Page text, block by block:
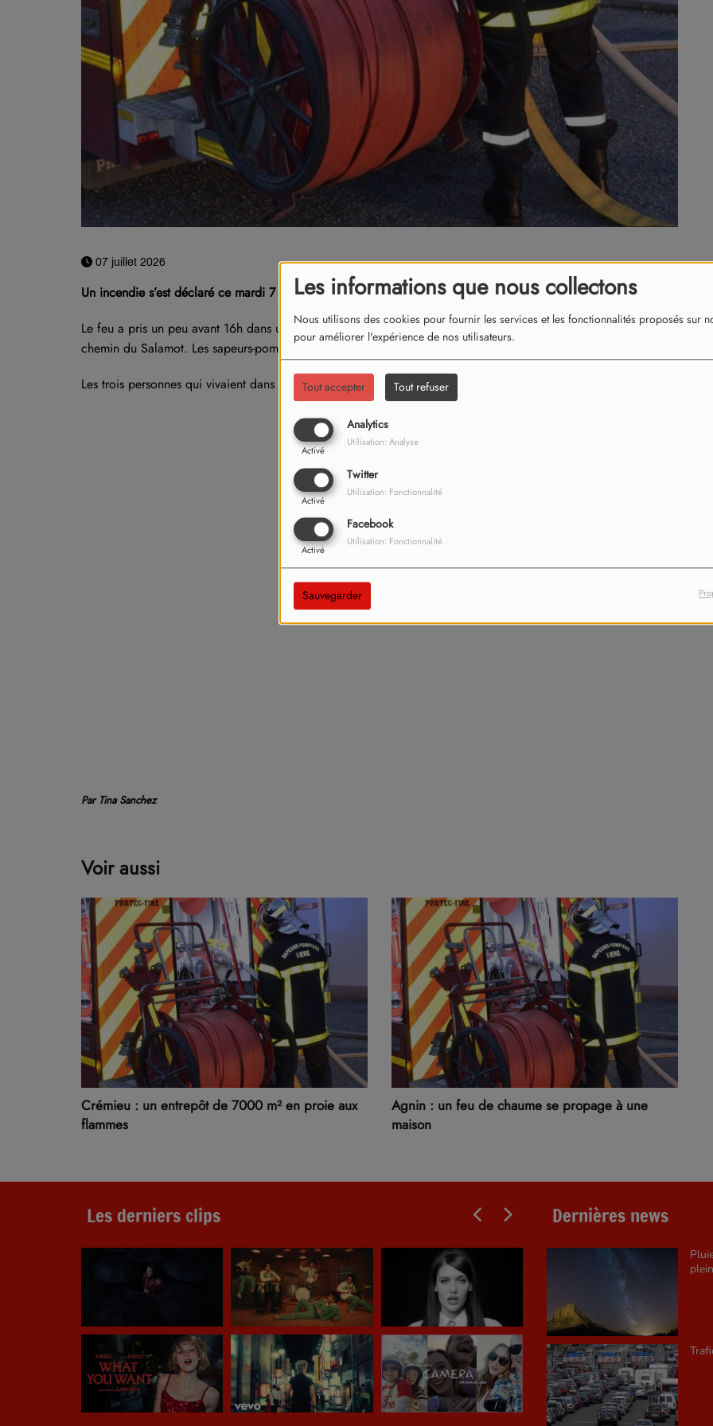
Les informations que nous collectons
Nous utilisons des cookies pour fournir les services et les fonctionnalités proposés sur
pour améliorer l'expérience de nos utilisateurs.
Tout accepter Tout refuser
Analytics
Activé
Utilisation: Analyse
Twitter
Activé
Utilisation: Fonctionnalité
Facebook
Activé
Utilisation: Fonctionnalité
Sauvegarder
07 juillet 2026
Un incendie s’est déclaré ce mardi 7 juillet à Tullins.
Le feu a pris un peu avant 16h dans un garage et s’est propagé à deux habitations de 200 et 100 m² situées
chemin du Salamot. Les sapeurs-pompiers ont dû utiliser quatre lances à eau pour en venir à bout.
Les trois personnes qui vivaient dans ses maisons, ont été relogées par la mairie.
Par Tina Sanchez
Voir aussi
Crémieu : un entrepôt de 7000 m² en proie aux
flammes
Agnin : un feu de chaume se propage à une
maison
Les derniers clips Dernières news